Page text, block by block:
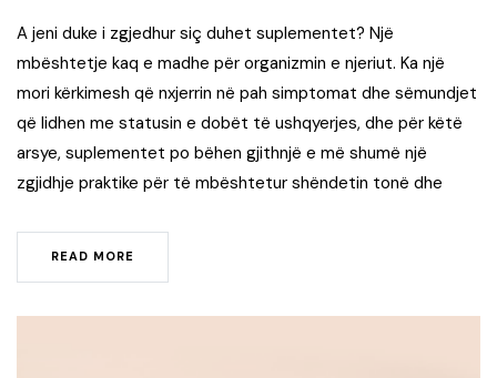
A jeni duke i zgjedhur siç duhet suplementet? Një
mbështetje kaq e madhe për organizmin e njeriut. Ka një
mori kërkimesh që nxjerrin në pah simptomat dhe sëmundjet
që lidhen me statusin e dobët të ushqyerjes, dhe për këtë
arsye, suplementet po bëhen gjithnjë e më shumë një
zgjidhje praktike për të mbështetur shëndetin tonë dhe
READ MORE